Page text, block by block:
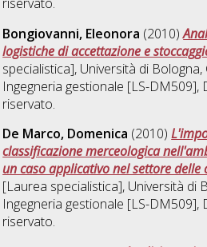
Bongiovanni, Eleonora (2010)
logistiche di accettazione e
specialistica], Università di
Ingegneria gestionale [LS-DM509],
riservato.
De Marco, Domenica (2010)
classificazione merceologica
un caso applicativo nel settore delle
[Laurea specialistica], Università di
Ingegneria gestionale [LS-DM509],
riservato.